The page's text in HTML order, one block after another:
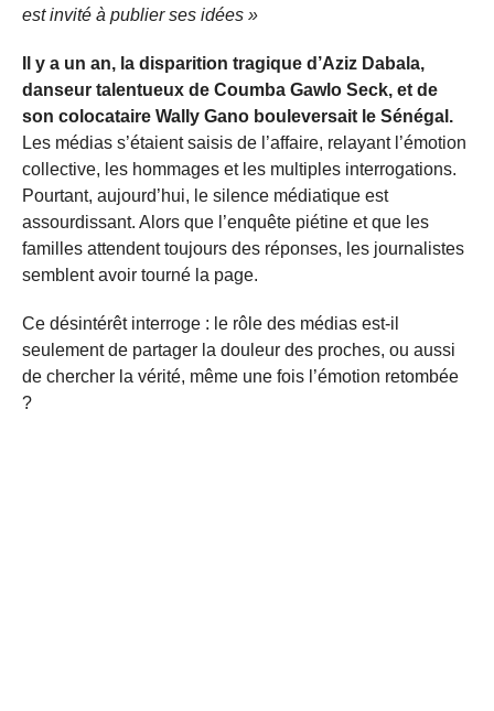
est invité à publier ses idées »
Il y a un an, la disparition tragique d’Aziz Dabala,
danseur talentueux de Coumba Gawlo Seck, et de
son colocataire Wally Gano bouleversait le Sénégal.
Les médias s’étaient saisis de l’affaire, relayant l’émotion
collective, les hommages et les multiples interrogations.
Pourtant, aujourd’hui, le silence médiatique est
assourdissant. Alors que l’enquête piétine et que les
familles attendent toujours des réponses, les journalistes
semblent avoir tourné la page.
Ce désintérêt interroge : le rôle des médias est-il
seulement de partager la douleur des proches, ou aussi
de chercher la vérité, même une fois l’émotion retombée
?